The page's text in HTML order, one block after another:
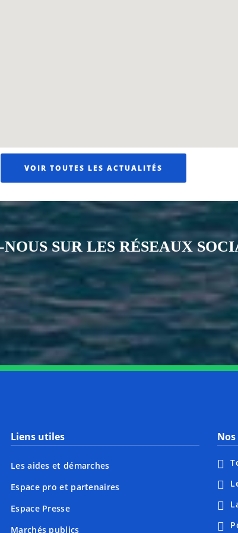
VOIR TOUTES LES ACTUALITÉS
SUR LES RÉSEAUX
Notre page Instagram
Notre page Facebook
Notre page XNotre page Tiktok
Notre page
Notre
Liens utiles
Les aides et démarches
Espace pro et partenaires
Espace Presse
Marchés publics